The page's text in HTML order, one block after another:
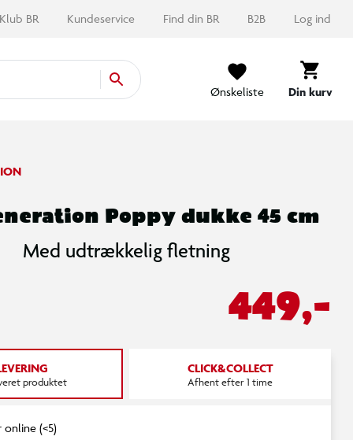
Klub BR Kundeservice Find din BR B2B Log ind
Ønskeliste Din kurv
Hvis du tillader marketing cookies, kan vi vise dig
videoen. Du kan altid ændre det igen.
Poppy dukke 45 cm
Med udtrækkelig fletning
449,-
produktet
CLICK&COLLECT
Afhent efter 1 time
online (<5)